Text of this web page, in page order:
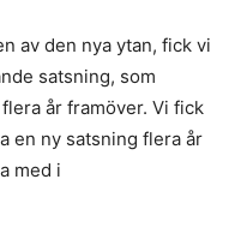
av den nya ytan, fick vi
satsning, som
år framöver. Vi fick
en ny satsning flera år
med i